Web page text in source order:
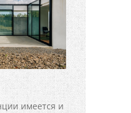
имеется и